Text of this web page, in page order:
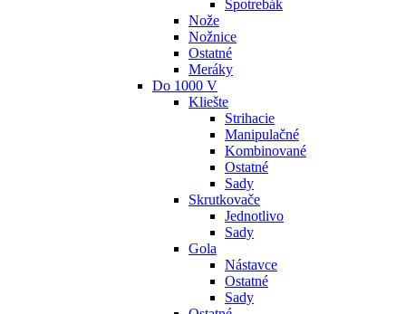
Spotrebák
Nože
Nožnice
Ostatné
Meráky
Do 1000 V
Kliešte
Strihacie
Manipulačné
Kombinované
Ostatné
Sady
Skrutkovače
Jednotlivo
Sady
Gola
Nástavce
Ostatné
Sady